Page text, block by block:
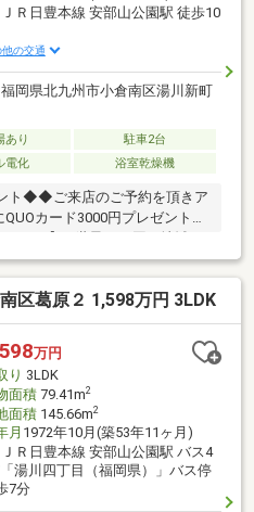
ＪＲ日豊本線 安部山公園駅 徒歩10
他の交通
福岡県北九州市小倉南区湯川新町
あり
駐車2台
電化 浴室乾燥機
ト◆◆ご来店のご予約を頂きア
カード3000円プレゼント！
ー２１】■ 世界85の国と地域
2022年9月末時
ク 「センチュリー
ットーに店舗ネットワークを
のお手伝いをしています。
区葛原２ 1,598万円 3LDK
万円
り 3LDK
面積79.41m2
面積145.66m2
月 1972年10月(築53年11ヶ月)
ＪＲ日豊本線 安部山公園駅 バス4
湯川四丁目（福岡県）」バス停
7分